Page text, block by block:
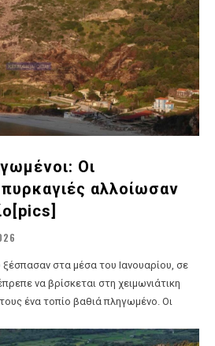
Οι
αλλοίωσαν
ξέσπασαν στα μέσα του Ιανουαρίου, σε
να βρίσκεται στη χειμωνιάτικη
ένα τοπίο βαθιά πληγωμένο. Οι